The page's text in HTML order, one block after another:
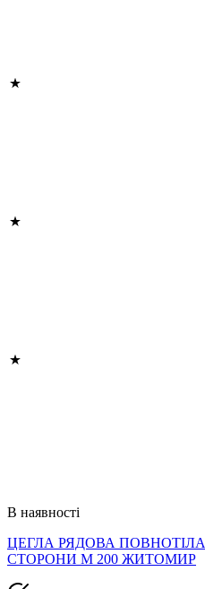
В наявності
ЦЕГЛА РЯДОВА
СТОРОНИ М 200 ЖИТОМИР